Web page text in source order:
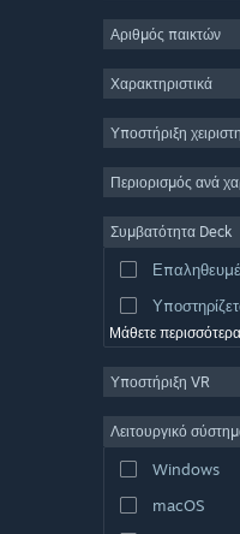
2D
3D
Δωρεάν για
Πολύχρωμο
Εξερεύνηση
Αριθμός παικτών
Χαρακτηριστικά
Υποστήριξη
Περιορισμός ανά
Συμβατότητα Deck
Μάθετε περισσότερα
Υποστήριξη VR
Λειτουργικό
Windows
macOS